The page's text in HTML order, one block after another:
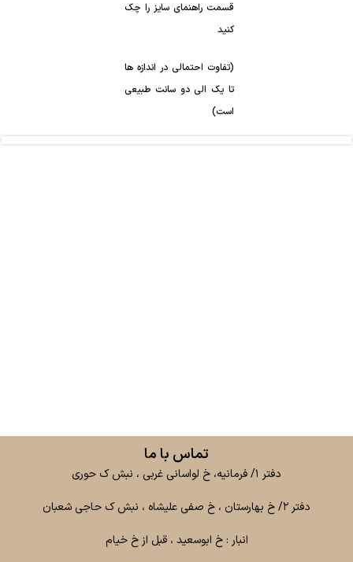
قسمت راهنمای سایز را چک
کنید
(تفاوت احتمالی در اندازه ها
تا یک الی دو سانت طبیعی
است)
تماس با ما
دفتر ۱/ فرمانیه، خ لواسانی غربی ، نبش ک حوری
دفتر ۲/ خ بهارستان ، خ صفی علیشاه ، نبش ک حاجی شعبان
انبار : خ ابوسعید ، قبل از خ خیام